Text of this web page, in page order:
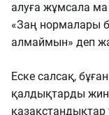
алуға жұмсала
«Заң нормалары
алмаймын» деп
Еске салсақ,
қалдықтарды
қазақстандықтар